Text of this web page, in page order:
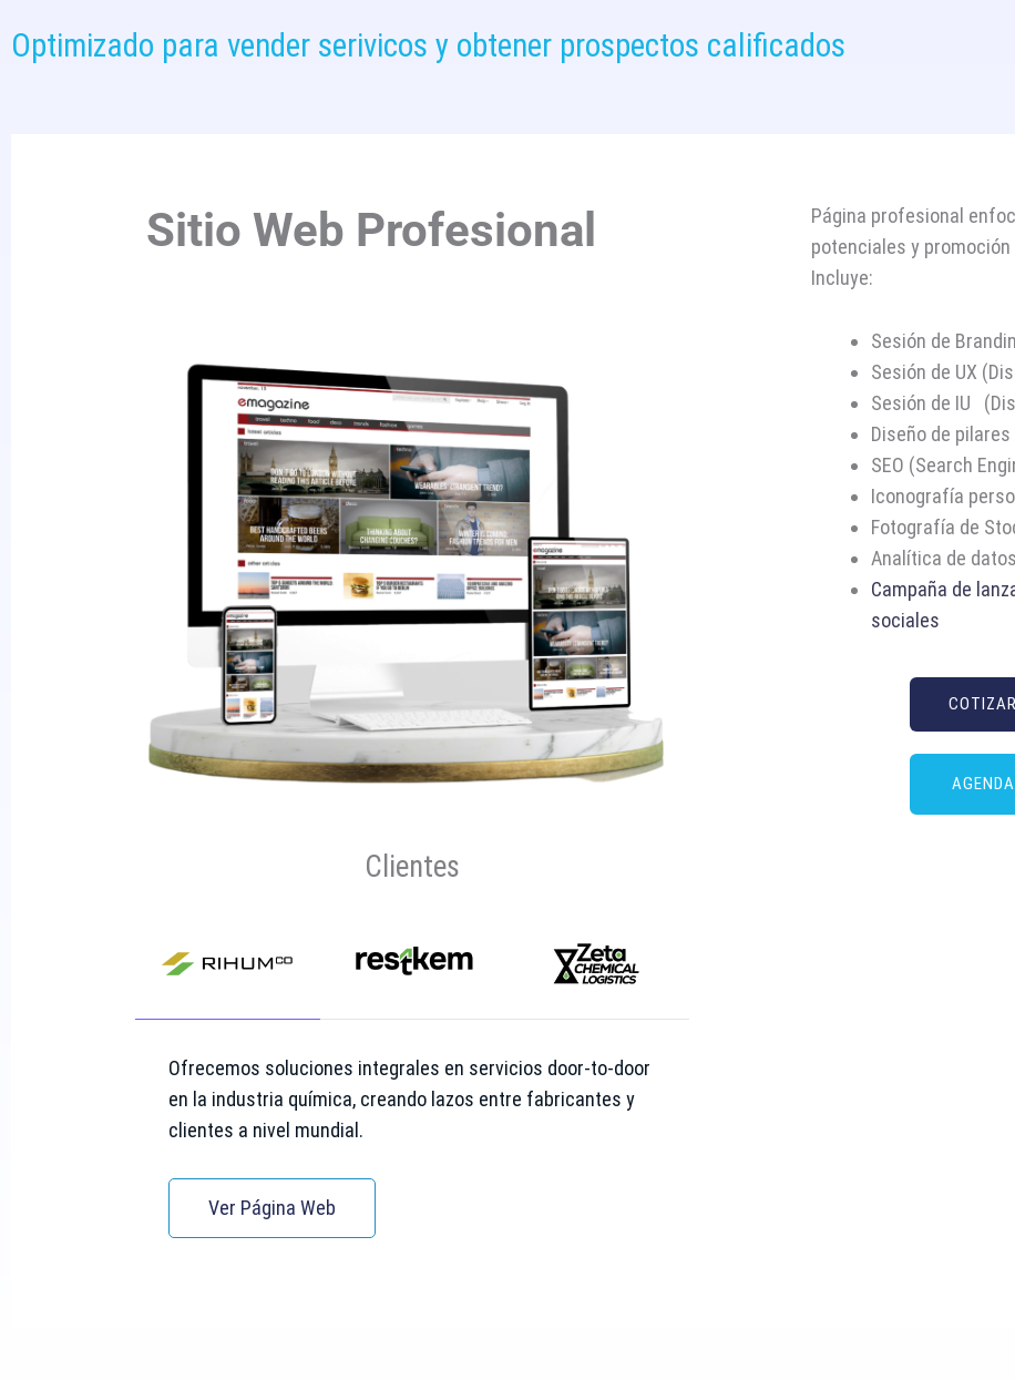
Optimizado para vender serivicos y obtener prospectos calificados
Sitio Web Profesional
Clientes
Ofrecemos soluciones integrales en servicios door-to-door
en la industria química, creando lazos entre fabricantes y
clientes a nivel mundial.
Ver Página Web
Página profesional
potenciales y
Incluye:
Sesión de
Sesión de UX
Sesión de IU
Diseño de
SEO (Search
Iconografía
Fotografía de
Analítica de
Campaña de
sociales